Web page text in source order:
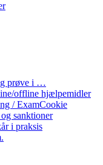
prøve i …
offline hjælpemidler
/ ExamCookie
sanktioner
i praksis